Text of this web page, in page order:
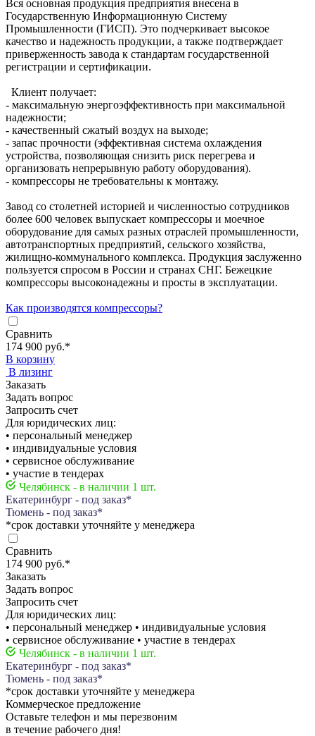
Вся основная продукция предприятия внесена в
Государственную Информационную Систему
Промышленности (ГИСП). Это подчеркивает высокое
качество и надежность продукции, а также подтверждает
приверженность завода к стандартам государственной
регистрации и сертификации.
Клиент получает:
- максимальную энергоэффективность при максимальной
надежности;
- качественный сжатый воздух на выходе;
- запас прочности (эффективная система охлаждения
устройства, позволяющая снизить риск перегрева и
организовать непрерывную работу оборудования).
- компрессоры не требовательны к монтажу.
Завод со столетней историей и численностью сотрудников
более 600 человек выпускает компрессоры и моечное
оборудование для самых разных отраслей промышленности,
автотранспортных предприятий, сельского хозяйства,
жилищно-коммунального комплекса. Продукция заслуженно
пользуется спросом в России и странах СНГ. Бежецкие
компрессоры высоконадежны и просты в эксплуатации.
Как производятся компрессоры?
Сравнить
174 900 руб.*
В корзину
В лизинг
Заказать
Задать вопрос
Запросить счет
Для юридических лиц:
• персональный менеджер
• индивидуальные условия
• сервисное обслуживание
• участие в тендерах
Челябинск - в наличии 1 шт.
Екатеринбург - под заказ*
Тюмень - под заказ*
*срок доставки уточняйте у менеджера
Сравнить
174 900 руб.*
Заказать
Задать вопрос
Запросить счет
Для юридических лиц:
• персональный менеджер • индивидуальные условия
• сервисное обслуживание • участие в тендерах
Челябинск - в наличии 1 шт.
Екатеринбург - под заказ*
Тюмень - под заказ*
*срок доставки уточняйте у менеджера
Коммерческое предложение
Оставьте телефон и мы перезвоним
в течение рабочего дня!